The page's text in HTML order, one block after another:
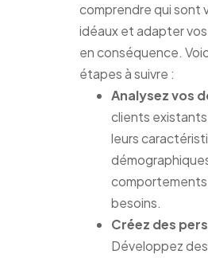
comprendre qui sont
idéaux et adapter
en conséquence.
étapes à suivre :
Analysez vos
clients
leurs
besoins.
Créez des
Développez